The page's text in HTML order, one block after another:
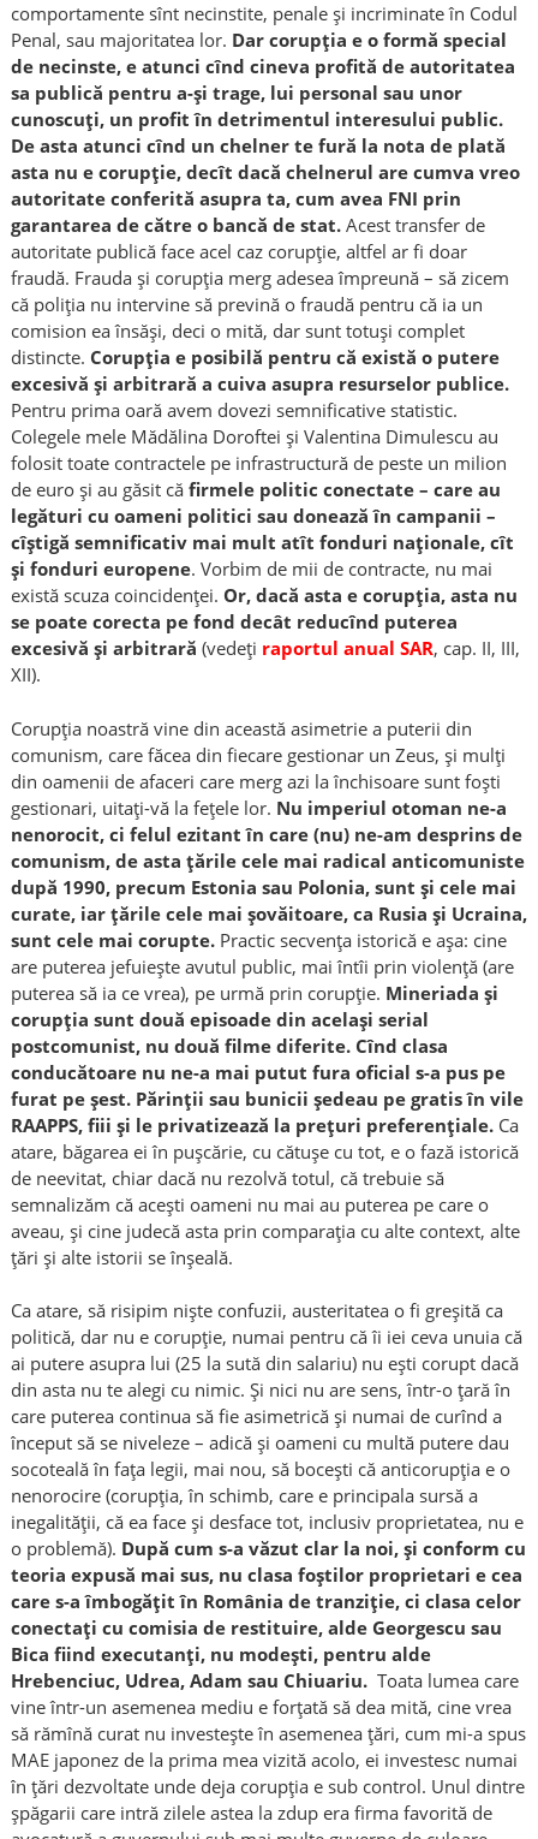
comportamente sînt necinstite, penale și incriminate în Codul
Penal, sau majoritatea lor. Dar corupția e o formă special
de necinste, e atunci cînd cineva profită de autoritatea
sa publică pentru a-și trage, lui personal sau unor
cunoscuți, un profit în detrimentul interesului public.
De asta atunci cînd un chelner te fură la nota de plată
asta nu e corupție, decît dacă chelnerul are cumva vreo
autoritate conferită asupra ta, cum avea FNI prin
garantarea de către o bancă de stat.Acest transfer de
autoritate publică face acel caz corupție, altfel ar fi doar
fraudă. Frauda și corupția merg adesea împreună – să zicem
că poliția nu intervine să prevină o fraudă pentru că ia un
comision ea însăși, deci o mită, dar sunt totuși complet
distincte. Corupția e posibilă pentru că există o putere
excesivă și arbitrară a cuiva asupra resurselor publice.
Pentru prima oară avem dovezi semnificative statistic.
Colegele mele Mădălina Doroftei și Valentina Dimulescu au
folosit toate contractele pe infrastructură de peste un milion
de euro și au găsit că firmele politic conectate – care au
legături cu oameni politici sau donează în campanii –
cîștigă semnificativ mai mult atît fonduri naționale, cît
și fonduri europene. Vorbim de mii de contracte, nu mai
există scuza coincidenței. Or, dacă asta e corupția, asta nu
se poate corecta pe fond decât reducînd puterea
excesivă și arbitrară (vedeți raportul anual SAR, cap. II, III,
XII).
Corupția noastră vine din această asimetrie a puterii din
comunism, care făcea din fiecare gestionar un Zeus, și mulți
din oamenii de afaceri care merg azi la închisoare sunt foști
gestionari, uitați-vă la fețele lor. Nu imperiul otoman ne-a
nenorocit, ci felul ezitant în care (nu) ne-am desprins de
comunism, de asta țările cele mai radical anticomuniste
după 1990, precum Estonia sau Polonia, sunt și cele mai
curate, iar țările cele mai șovăitoare, ca Rusia și Ucraina,
sunt cele mai corupte.Practic secvența istorică e așa: cine
are puterea jefuiește avutul public, mai întîi prin violență (are
puterea să ia ce vrea), pe urmă prin corupție. Mineriada și
corupția sunt două episoade din același serial
postcomunist, nu două filme diferite. Cînd clasa
conducătoare nu ne-a mai putut fura oficial s-a pus pe
furat pe șest. Părinții sau bunicii ședeau pe gratis în vile
RAAPPS, fiii și le privatizează la prețuri preferențiale. Ca
atare, băgarea ei în pușcărie, cu cătușe cu tot, e o fază istorică
de neevitat, chiar dacă nu rezolvă totul, că trebuie să
semnalizăm că acești oameni nu mai au puterea pe care o
aveau, și cine judecă asta prin comparația cu alte context, alte
țări și alte istorii se înșeală.
Ca atare, să risipim niște confuzii, austeritatea o fi greșită ca
politică, dar nu e corupție, numai pentru că îi iei ceva unuia că
ai putere asupra lui (25 la sută din salariu) nu ești corupt dacă
din asta nu te alegi cu nimic. Și nici nu are sens, într-o țară în
care puterea continua să fie asimetrică și numai de curînd a
început să se niveleze – adică și oameni cu multă putere dau
socoteală în fața legii, mai nou, să bocești că anticorupția e o
nenorocire (corupția, în schimb, care e principala sursă a
inegalității, că ea face și desface tot, inclusiv proprietatea, nu e
o problemă). După cum s-a văzut clar la noi, și conform cu
teoria expusă mai sus, nu clasa foștilor proprietari e cea
care s-a îmbogățit în România de tranziție, ci clasa celor
conectați cu comisia de restituire, alde Georgescu sau
Bica fiind executanți, nu modești, pentru alde
Hrebenciuc, Udrea, Adam sau Chiuariu.Toata lumea care
vine într-un asemenea mediu e forțată să dea mită, cine vrea
să rămînă curat nu investește în asemenea țări, cum mi-a spus
MAE japonez de la prima mea vizită acolo, ei investesc numai
în țări dezvoltate unde deja corupția e sub control. Unul dintre
șpăgarii care intră zilele astea la zdup era firma favorită de